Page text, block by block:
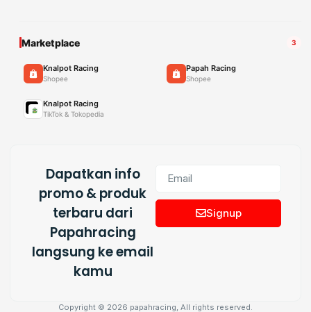
Marketplace 3
Knalpot Racing
Shopee
Papah Racing
Shopee
Knalpot Racing
TikTok & Tokopedia
Dapatkan info
promo & produk
terbaru dari
Papahracing
langsung ke email
kamu
Signup
Copyright © 2026 papahracing, All rights reserved.